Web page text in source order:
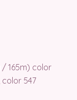
/ 165m) color
color 547